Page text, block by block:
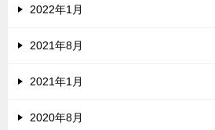
2022年1月
2021年8月
2021年1月
2020年8月